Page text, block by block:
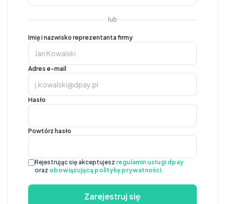
lub
Imię i nazwisko reprezentanta firmy
Adres e-mail
Hasło
Powtórz hasło
Rejestrując się akceptujesz regulamin usługi dpay
oraz obowiązującą politykę prywatności.
Zarejestruj się